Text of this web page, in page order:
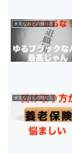
水先なおとの独り言
水先なおとの独り言